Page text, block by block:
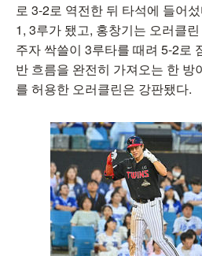
로 3-2로 역전한 뒤 타석에 들어
1, 3루가 됐고, 홍창기는 오러클
주자 싹쓸이 3루타를 때려 5-2로
반 흐름을 완전히 가져오는 한 방
를 허용한 오러클린은 강판됐다.